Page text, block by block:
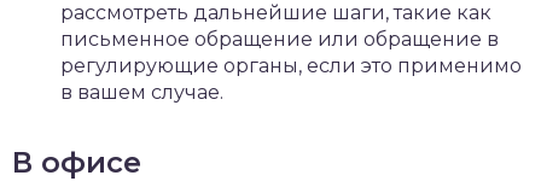
рассмотреть дальнейшие шаги, такие как
письменное обращение или обращение в
регулирующие органы, если это применимо
в вашем случае.
В офисе